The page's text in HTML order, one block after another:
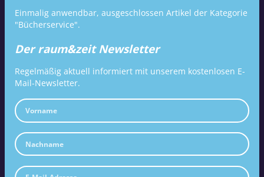
Einmalig anwendbar, ausgeschlossen Artikel der Kategorie
"Bücherservice".
Der raum&zeit Newsletter
Regelmäßig aktuell informiert mit unserem kostenlosen E-
Mail-Newsletter.